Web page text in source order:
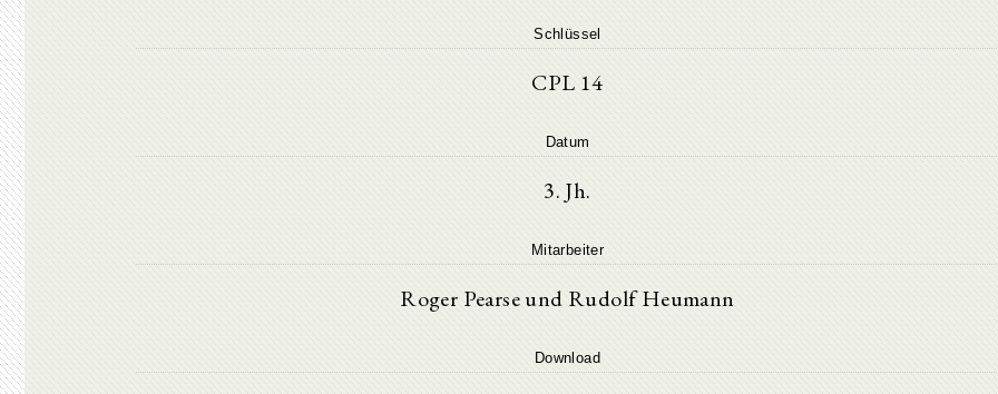
Schlüssel
CPL 14
Datum
3. Jh.
Mitarbeiter
Roger Pearse und Rudolf Heumann
Download